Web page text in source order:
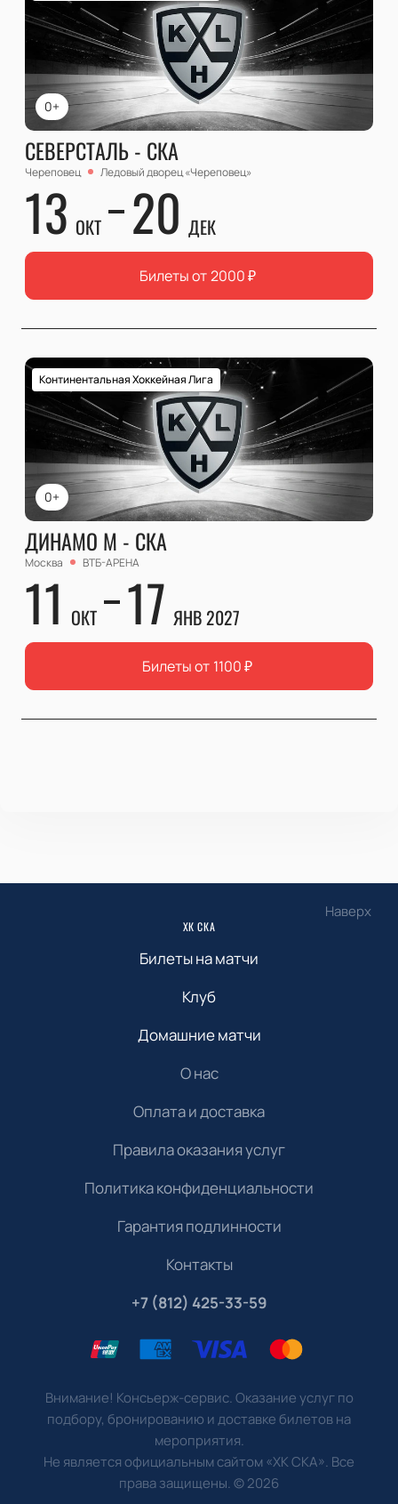
0+
СЕВЕРСТАЛЬ - СКА
Череповец Ледовый дворец «Череповец»
13 ОКТ 20 ДЕК
Билеты от 2000₽
0+
Континентальная Хоккейная Лига
ДИНАМО М - СКА
Москва ВТБ-АРЕНА
11 ОКТ 17 ЯНВ 2027
Билеты от 1100₽
Наверх
ХК СКА
Билеты на матчи
Клуб
Домашние матчи
О нас
Оплата и доставка
Правила оказания услуг
Политика конфиденциальности
Гарантия подлинности
Контакты
+7 (812) 425-33-59
Внимание! Консьерж-сервис. Оказание услуг по
подбору, бронированию и доставке билетов на
мероприятия.
Не является официальным сайтом «ХК СКА». Все
права защищены.©2026